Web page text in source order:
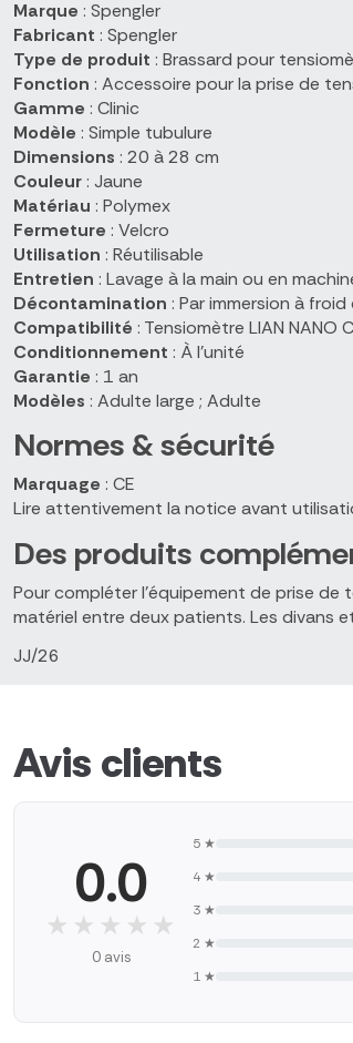
Marque : Spengler
Fabricant : Spengler
Type de produit : Brassard pour
Fonction : Accessoire pour la prise de
Gamme : Clinic
Modèle : Simple tubulure
Dimensions : 20 à 28 cm
Couleur : Jaune
Matériau : Polymex
Fermeture : Velcro
Utilisation : Réutilisable
Entretien : Lavage à la main ou en
Décontamination : Par immersion à
Compatibilité : Tensiomètre LIAN NANO
Conditionnement : À l'unité
Garantie : 1 an
Modèles : Adulte large ; Adulte
Normes & sécurité
Marquage : CE
Lire attentivement la notice avant
Des produits
Pour compléter l'équipement de prise
matériel entre deux patients. Les divans
JJ/26
Avis clients
0.0
★★★★★
★★★★★
0 avis
5 ★
4 ★
3 ★
2 ★
1 ★